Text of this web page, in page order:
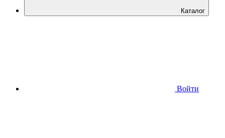
Каталог
Войти